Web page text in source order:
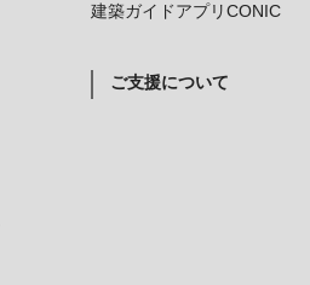
建築ガイドアプリCONIC
ご支援について